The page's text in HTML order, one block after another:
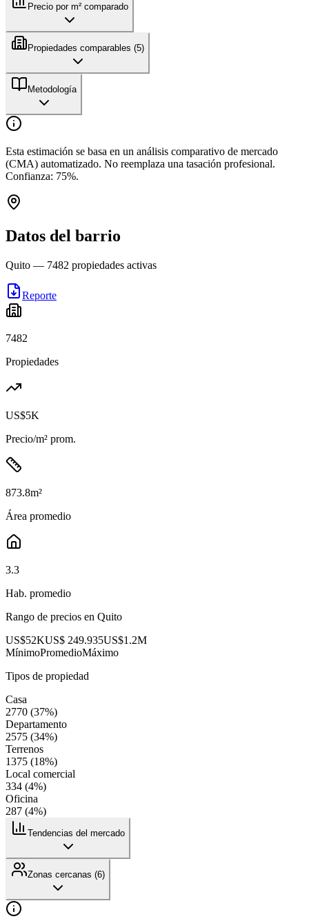
Precio por m² comparado
Propiedades comparables (5)
Metodología
Esta estimación se basa en un análisis comparativo de mercado
(CMA) automatizado. No reemplaza una tasación profesional.
Confianza: 75%.
Datos del barrio
Quito — 7482 propiedades activas
Reporte
7482
Propiedades
US$5K
Precio/m² prom.
873.8m²
Área promedio
3.3
Hab. promedio
Rango de precios en Quito
US$52KUS$ 249.935US$1.2M
MínimoPromedioMáximo
Tipos de propiedad
Casa
2770 (37%)
Departamento
2575 (34%)
Terrenos
1375 (18%)
Local comercial
334 (4%)
Oficina
287 (4%)
Tendencias del mercado
Zonas cercanas (6)